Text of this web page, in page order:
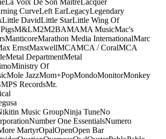
La Voix De Son MaitreLacquer
CurveLeft EarLegacyLegendary
Little DavidLittle StarLittle Wing Of
M&LM2M2BAMAMA MusicMac's
ManticoreMarathon Media InternationalMarc
ErnstMaxwellMCAMCA / CoralMCA
Metal DepartmentMetal
Ministry Of
Mole JazzMom+PopMondoMonitorMonkey
MPS RecordsMr.
Music GroupNinja TuneNo
Number One EssentialsNumero
MartyrOpalOpenOpen Bar